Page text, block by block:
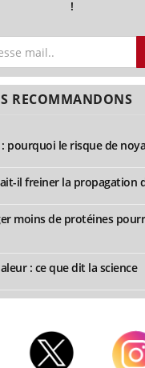
!
RECOMMANDONS
pourquoi le risque de
il freiner la propagation
moins de protéines
: ce que dit la science